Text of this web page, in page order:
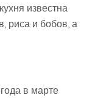
известна
риса и бобов, а
в марте